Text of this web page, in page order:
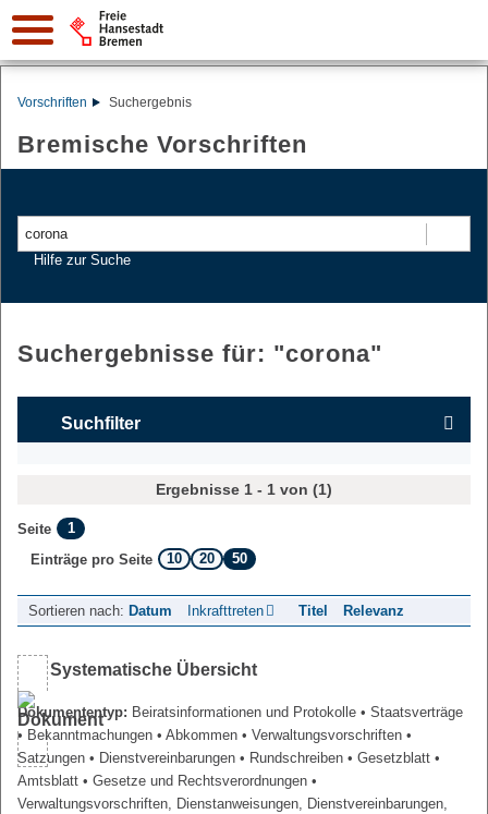
Vorschriften Suchergebnis
Bremische Vorschriften
Hilfe zur Suche
Suchergebnisse für: "corona"
Suchfilter
Ergebnisse 1 - 1 von (1)
Seite
1
Einträge pro Seite
10 20 50
Sortieren nach: Datum Inkrafttreten Titel Relevanz
Systematische Übersicht
Dokumententyp: Beiratsinformationen und Protokolle • Staatsverträge
• Bekanntmachungen • Abkommen • Verwaltungsvorschriften •
Satzungen • Dienstvereinbarungen • Rundschreiben • Gesetzblatt •
Amtsblatt • Gesetze und Rechtsverordnungen •
Verwaltungsvorschriften, Dienstanweisungen, Dienstvereinbarungen,